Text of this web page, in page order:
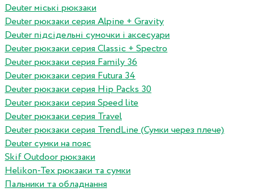
Deuter міські рюкзаки
Deuter рюкзаки серия Alpine + Gravity
Deuter підсідельні сумочки і аксесуари
Deuter рюкзаки серия Classic + Spectro
Deuter рюкзаки серия Family 36
Deuter рюкзаки серия Futura 34
Deuter рюкзаки серия Hip Packs 30
Deuter рюкзаки серия Speed lite
Deuter рюкзаки серия Travel
Deuter рюкзаки серия TrendLine (Сумки через плече)
Deuter сумки на пояс
Skif Outdoor рюкзаки
Helikon-Tex рюкзаки та сумки
Пальники та обладнання